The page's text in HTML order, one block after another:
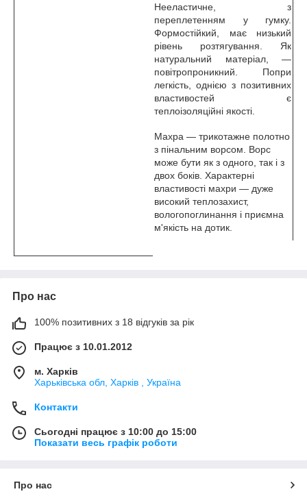
Нееластичне, з
переплетенням у гумку.
Формостійкий, має низький
рівень розтягування. Як
натуральний матеріал, —
повітропроникний. Попри
легкість, однією з позитивних
властивостей є
теплоізоляційні якості.
Махра — трикотажне полотно
з пінальним ворсом. Ворс
може бути як з одного, так і з
двох боків. Характерні
властивості махри — дуже
високий теплозахист,
вологопоглинання і приємна
м'якість на дотик.
Про нас
100% позитивних з 18 відгуків за рік
Працює з 10.01.2012
м. Харків
Харьківська обл, Харків , Україна
Контакти
Сьогодні працює з 10:00 до 15:00
Показати весь графік роботи
Про нас